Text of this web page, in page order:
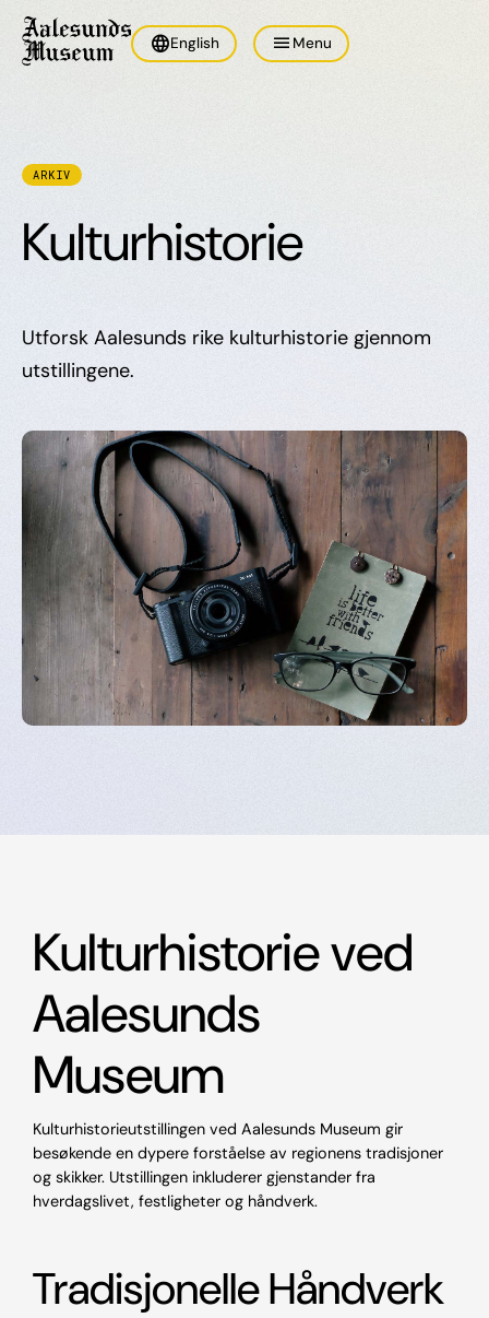
languageEnglish menu Menu
ARKIV
Kulturhistorie
Utforsk Aalesunds rike kulturhistorie gjennom
utstillingene.
Kulturhistorie ved
Aalesunds
Museum
Kulturhistorieutstillingen ved Aalesunds Museum gir
besøkende en dypere forståelse av regionens tradisjoner
og skikker. Utstillingen inkluderer gjenstander fra
hverdagslivet, festligheter og håndverk.
Tradisjonelle Håndverk